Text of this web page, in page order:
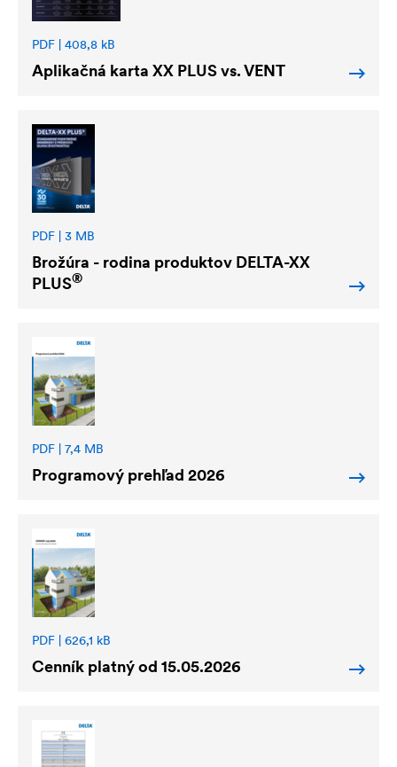
PDF | 408,8 kB
Aplikačná karta XX PLUS vs. VENT
PDF | 3 MB
Brožúra - rodina produktov DELTA-XX
PLUS®
PDF | 7,4 MB
Programový prehľad 2026
PDF | 626,1 kB
Cenník platný od 15.05.2026